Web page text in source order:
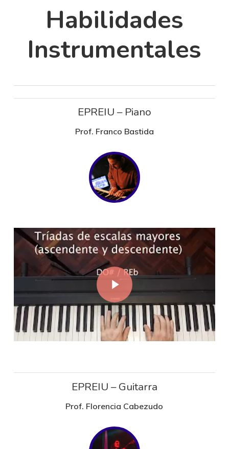
Habilidades
Instrumentales
EPREIU – Piano
Prof. Franco Bastida
Play Video
EPREIU – Guitarra
Prof. Florencia Cabezudo